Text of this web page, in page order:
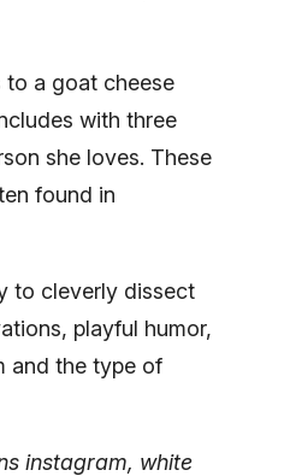
to a goat cheese
with three
she loves. These
found in
to cleverly dissect
playful humor,
and the type of
instagram, white